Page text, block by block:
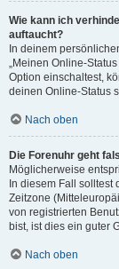
Wie kann ich
auftaucht?
In deinem
„Meinen Online-
Option einschaltest,
deinen Online-Status
Nach oben
Die Forenuhr geht
Möglicherweise
In diesem Fall solltest
Zeitzone
von registrierten
bist, ist dies ein guter
Nach oben